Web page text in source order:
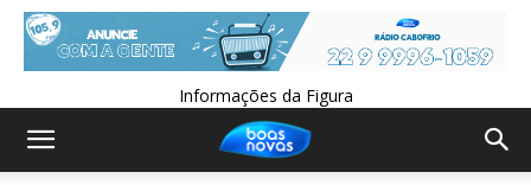
Informações da Figura